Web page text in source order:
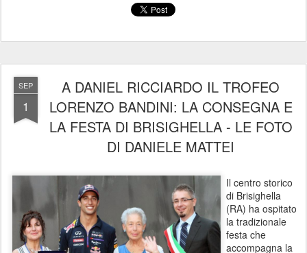
SEP
1
A DANIEL RICCIARDO IL TROFEO
LORENZO BANDINI: LA CONSEGNA E
LA FESTA DI BRISIGHELLA - LE FOTO
DI DANIELE MATTEI
Il centro storico
di Brisighella
(RA) ha ospitato
la tradizionale
festa che
accompagna la